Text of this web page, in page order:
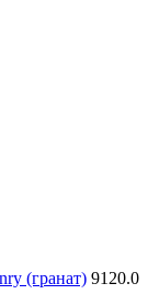
(гранат) 9120.0